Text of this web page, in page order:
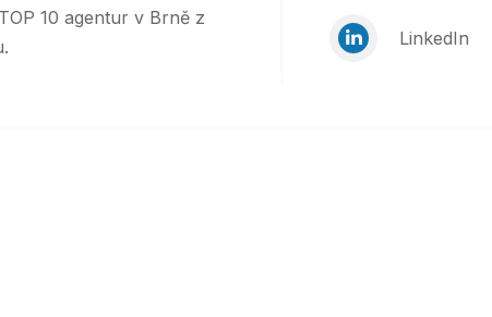
10 agentur v Brně z
LinkedIn